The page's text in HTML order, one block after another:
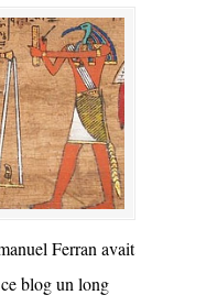
Ferran avait
blog un long